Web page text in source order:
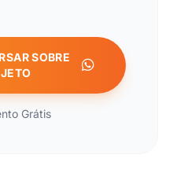
SOBRE
Grátis